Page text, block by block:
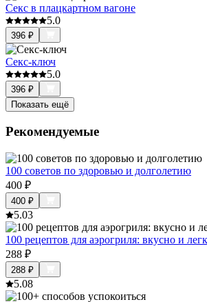
Секс в плацкартном вагоне
5.0
396 ₽
Секс-ключ
5.0
396 ₽
Показать ещё
Рекомендуемые
100 советов по здоровью и долголетию
400 ₽
400 ₽
5.03
100 рецептов для аэрогриля: вкусно и
288 ₽
288 ₽
5.08